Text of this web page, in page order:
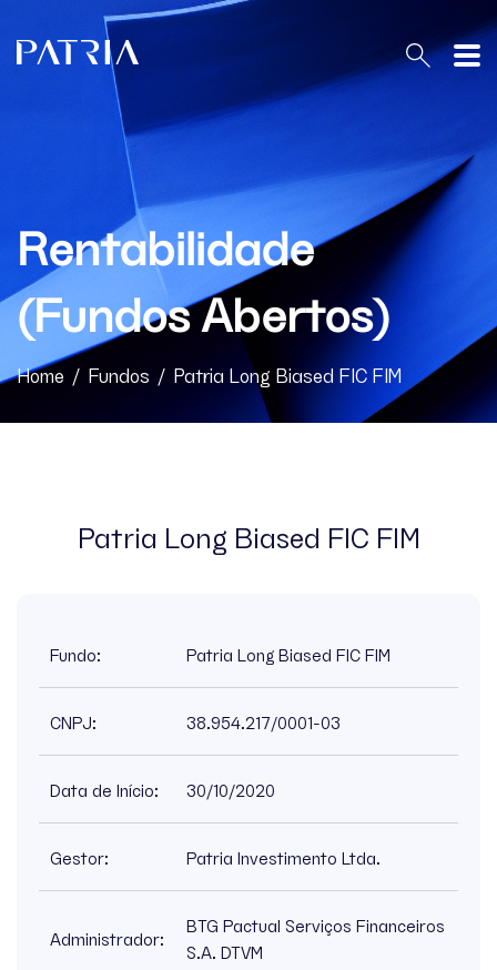
O Patria
Home
Patria Equities Brasil
Estratégias
Invista Agora
Rentabilidade
(Fundos Abertos)
Home / Fundos / Patria Long Biased FIC FIM
Patria Long Biased FIC FIM
Fundo: Patria Long Biased FIC FIM
CNPJ: 38.954.217/0001-03
Data de Início: 30/10/2020
Gestor: Patria Investimento Ltda.
Administrador:
BTG Pactual Serviços Financeiros
S.A. DTVM